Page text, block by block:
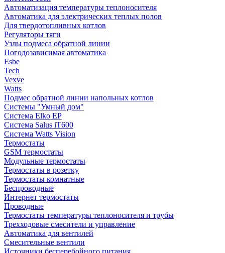
Автоматизация температуры теплоносителя
Автоматика для электрических теплых полов
Для твердотопливных котлов
Регуляторы тяги
Узлы подмеса обратной линии
Погодозависимая автоматика
Esbe
Tech
Vexve
Watts
Подмес обратной линии напольных котлов
Системы "Умный дом"
Система Elko EP
Система Salus iT600
Система Watts Vision
Термостаты
GSM термостаты
Модульные термостаты
Термостаты в розетку
Термостаты комнатные
Беспроводные
Интернет термостаты
Проводные
Термостаты температуры теплоносителя и трубы
Трехходовые смесители и управление
Автоматика для вентилей
Смесительные вентили
Источники бесперебойного питания